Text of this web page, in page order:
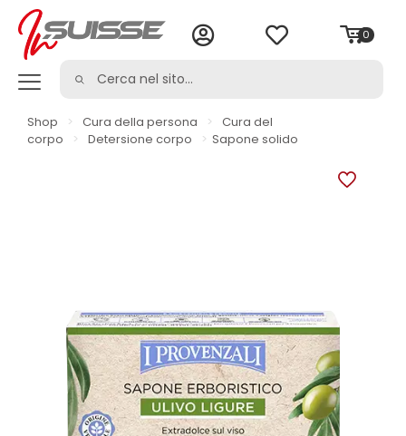
0
Shop > Cura della persona >
Cura del
corpo
> Detersione corpo > Sapone solido